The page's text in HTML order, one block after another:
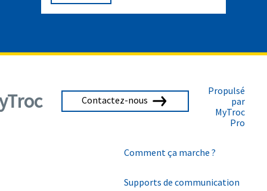
Contactez-nous
Propulsé
par
MyTroc
Pro
Comment ça marche ?
Supports de communication